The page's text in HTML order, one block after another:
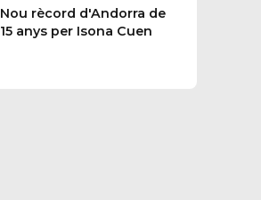
Nou rècord d'Andorra de
15 anys per Isona Cuen